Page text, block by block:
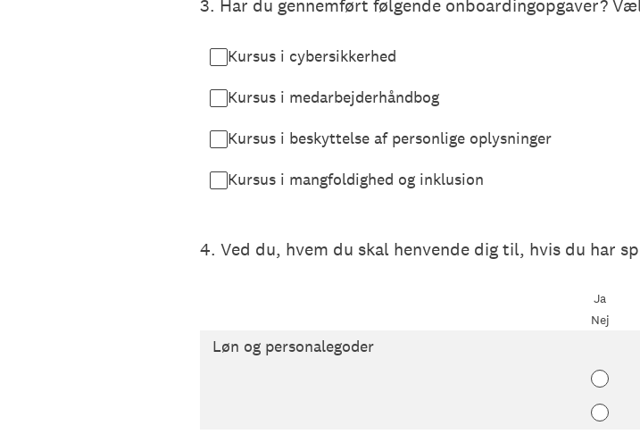
3. Har du gennemført følgende onboardingopgaver?
Kursus i cybersikkerhed
Kursus i medarbejderhåndbog
Kursus i beskyttelse af personlige oplysninger
Kursus i mangfoldighed og inklusion
4. Ved du, hvem du skal henvende dig til, hvis du har
Ja
Nej
Løn og personalegoder